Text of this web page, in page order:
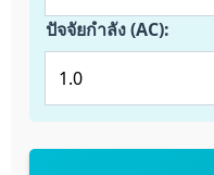
ปัจจัยกำลัง (AC):